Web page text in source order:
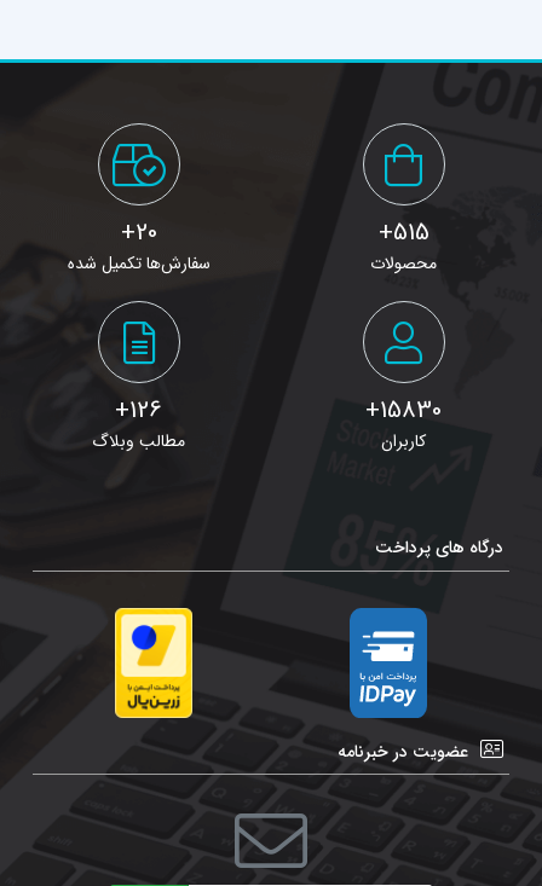
515+
محصولات
20+
سفارش‌ها تکمیل شده
15830+
کاربران
126+
مطالب وبلاگ
درگاه های پرداخت
عضویت در خبرنامه